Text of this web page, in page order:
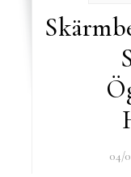
04/